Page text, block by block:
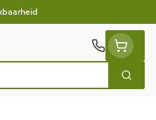
Zoek